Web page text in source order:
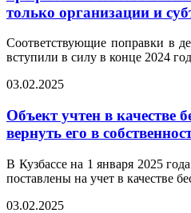
только организации и
Соответствующие поправки в
вступили в силу в конце 2024
03.02.2025
Объект учтен в качестве
вернуть его в
В Кузбассе на 1 января 2025
поставлены на учет в качестве
03.02.2025